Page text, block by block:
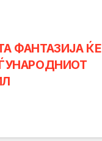
ФАНТАЗИЈА ЌЕ